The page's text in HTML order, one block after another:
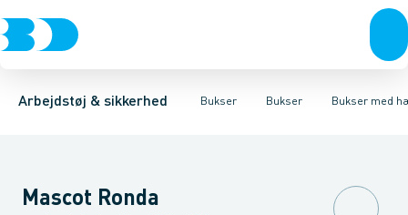
Arbejdstøj & sikkerhed Bukser
Trøjer & t-shirtsBukser Overtøj & huer Undertøj & sokkerSko
Bukser
BukserKnickers & Shorts OverallsKedeldragter Knæskånere
Bukser med
Bukser med hængelommer Bukser med lårlommer
Mascot Ronda